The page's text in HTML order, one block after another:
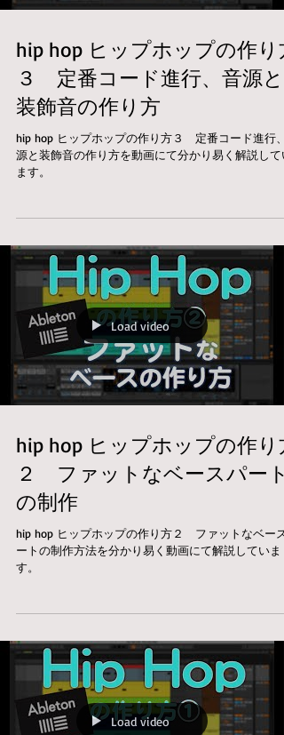
hip hop ヒップホップの作り
３ 定番コード進行、音源と
装飾音の作り方
hip hop ヒップホップの作り方３ 定番コード進行、
源と装飾音の作り方を動画にて分かり易く解説して
ます。
Load video
hip hop ヒップホップの作り
２ ファットなベースパート
の制作
hip hop ヒップホップの作り方２ ファットなベース
ートの制作方法を分かり易く動画にて解説していま
す。
Load video